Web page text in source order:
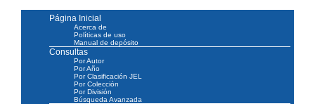
Página Inicial
Acerca de
Políticas de uso
Manual de depósito
Consultas
Por Autor
Por Año
Por Clasificación JEL
Por Colección
Por División
Búsqueda Avanzada